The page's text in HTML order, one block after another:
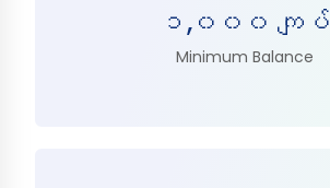
၁,၀၀၀ ကျပ်
Minimum Balance